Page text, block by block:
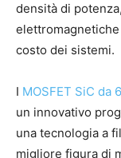
densità di
costo dei sistemi.
I MOSFET SiC da
un innovativo
una tecnologia a
migliore figura di